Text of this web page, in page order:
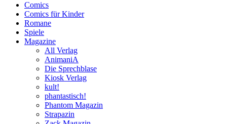
Comics
Comics für Kinder
Romane
Spiele
Magazine
All Verlag
AnimaniA
Die Sprechblase
Kiosk Verlag
kult!
phantastisch!
Phantom Magazin
Strapazin